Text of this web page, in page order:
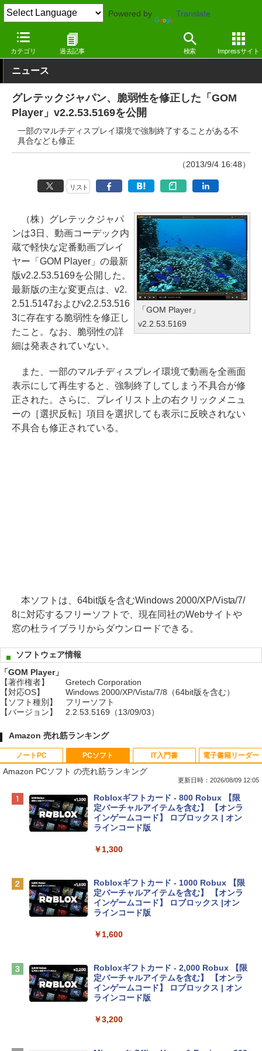
Powered by Translate
カテゴリ 過去記事 検索 Impressサイト
窓の杜 画像・映像・音楽 Windows
ニュース
グレテックジャパン、脆弱性を修正した「GOM
Player」v2.2.53.5169を公開
一部のマルチディスプレイ環境で強制終了することがある不
具合なども修正
（2013/9/4 16:48）
リスト
「GOM Player」
v2.2.53.5169
（株）グレテックジャパ
ンは3日、動画コーデック内
蔵で軽快な定番動画プレイ
ヤー「GOM Player」の最新
版v2.2.53.5169を公開した。
最新版の主な変更点は、v2.
2.51.5147およびv2.2.53.516
3に存在する脆弱性を修正し
たこと。なお、脆弱性の詳
細は発表されていない。
また、一部のマルチディスプレイ環境で動画を全画面
表示にして再生すると、強制終了してしまう不具合が修
正された。さらに、プレイリスト上の右クリックメニュ
ーの［選択反転］項目を選択しても表示に反映されない
不具合も修正されている。
本ソフトは、64bit版を含むWindows 2000/XP/Vista/7/
8に対応するフリーソフトで、現在同社のWebサイトや
窓の杜ライブラリからダウンロードできる。
ソフトウェア情報
「GOM Player」
【著作権者】
Gretech Corporation
【対応OS】
Windows 2000/XP/Vista/7/8（64bit版を含む）
【ソフト種別】
フリーソフト
【バージョン】
2.2.53.5169（13/09/03）
Amazon 売れ筋ランキング
ノートPC
Apple 2026 MacBook Neo A18 Proチッ
プ搭載13インチノートブック：AIとAppl
e Intelligenceのために設計、Liquid Ret
inaディスプレイ、8GBユニファイドメモ
eTime HDカメラ - インディゴ
tomtoc 360°保護 15.6 16インチ パソコ
ンケース Dell NEC Lavie ASUS HP dyna
Apple 2026 MacBook Air M5チップ搭載
13インチノートブック：AIとApple Intell
igence、13.6インチLiquid Retinaディ
TB SSDストレージ、12MPセンターフレ
PCソフト
Amazon PCソフト の売れ筋ランキング
更新日時：2026/08/09 12:05
Robloxギフトカード - 800 Robux 【限
定バーチャルアイテムを含む】 【オンラ
インゲームコード】 ロブロックス | オン
ラインコード版
￥1,300
Robloxギフトカード - 1000 Robux 【限
定バーチャルアイテムを含む】 【オンラ
インゲームコード】 ロブロックス |オン
ラインコード版
￥1,600
Robloxギフトカード - 2,000 Robux 【限
定バーチャルアイテムを含む】 【オンラ
インゲームコード】 ロブロックス | オン
ラインコード版
￥3,200
IT入門書 電子書籍リーダー